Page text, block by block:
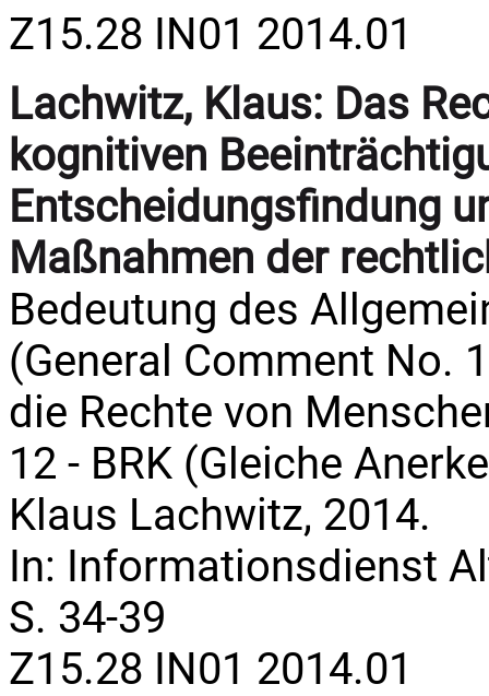
Z15.28 IN01 2014.01
Lachwitz, Klaus: Das
kognitiven
Entscheidungsfindung
Maßnahmen der
Bedeutung des
(General Comment No.
die Rechte von
12 - BRK (Gleiche
Klaus Lachwitz, 2014.
In: Informationsdienst
S. 34-39
Z15.28 IN01 2014.01